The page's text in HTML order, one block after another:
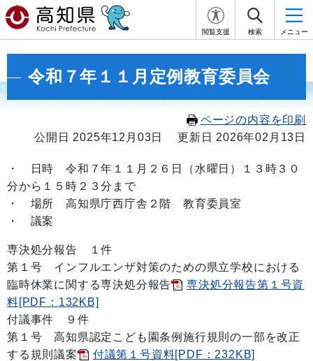
閲覧支援 検索 メニュー
令和７年１１月定例教育委員会
ページの内容を印刷
公開日 2025年12月03日
更新日 2026年02月13日
・ 日時 令和７年１１月２６日 （水曜日）１３ 時３ ０
分から１５ 時２３分まで
・ 場所 高知県庁西庁舎２階 教育委員室
・ 議案
専決処分報告 １件
第１号 インフルエンザ対策のための県立学校における
臨時休業に関する専決処分報告
専決処分報告第１号資
料[PDF：132KB]
付議事件 ９件
第１号 高知県認定こども園条例施行規則の一部を改正
する規則議案
付議第１号資料[PDF：232KB]